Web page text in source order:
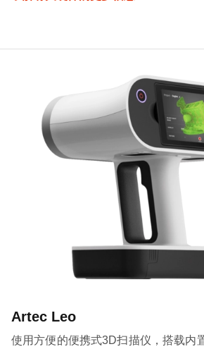
Artec Leo
使用方便的便携式3D扫描仪，搭载内